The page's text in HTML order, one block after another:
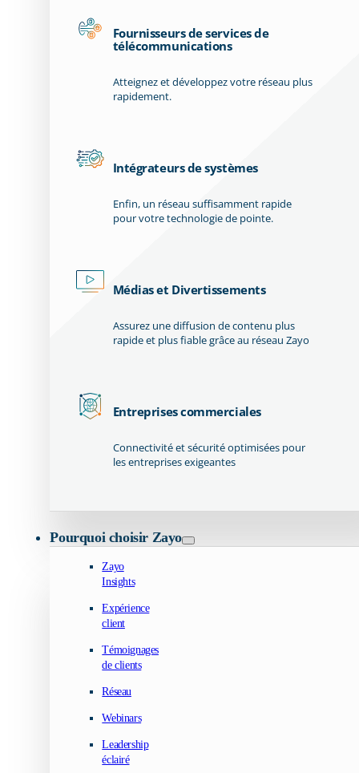
Fournisseurs de services de
télécommunications
Atteignez et développez votre réseau plus
rapidement.
Intégrateurs de systèmes
Enfin, un réseau suffisamment rapide
pour votre technologie de pointe.
Médias et Divertissements
Assurez une diffusion de contenu plus
rapide et plus fiable grâce au réseau Zayo
Entreprises commerciales
Connectivité et sécurité optimisées pour
les entreprises exigeantes
Pourquoi choisir Zayo
Zayo
Insights
Expérience
client
Témoignages
de clients
Réseau
Webinars
Leadership
éclairé